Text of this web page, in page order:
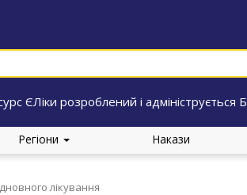
ЄЛіки розроблений і адмініструється
Регіони Накази
лікування